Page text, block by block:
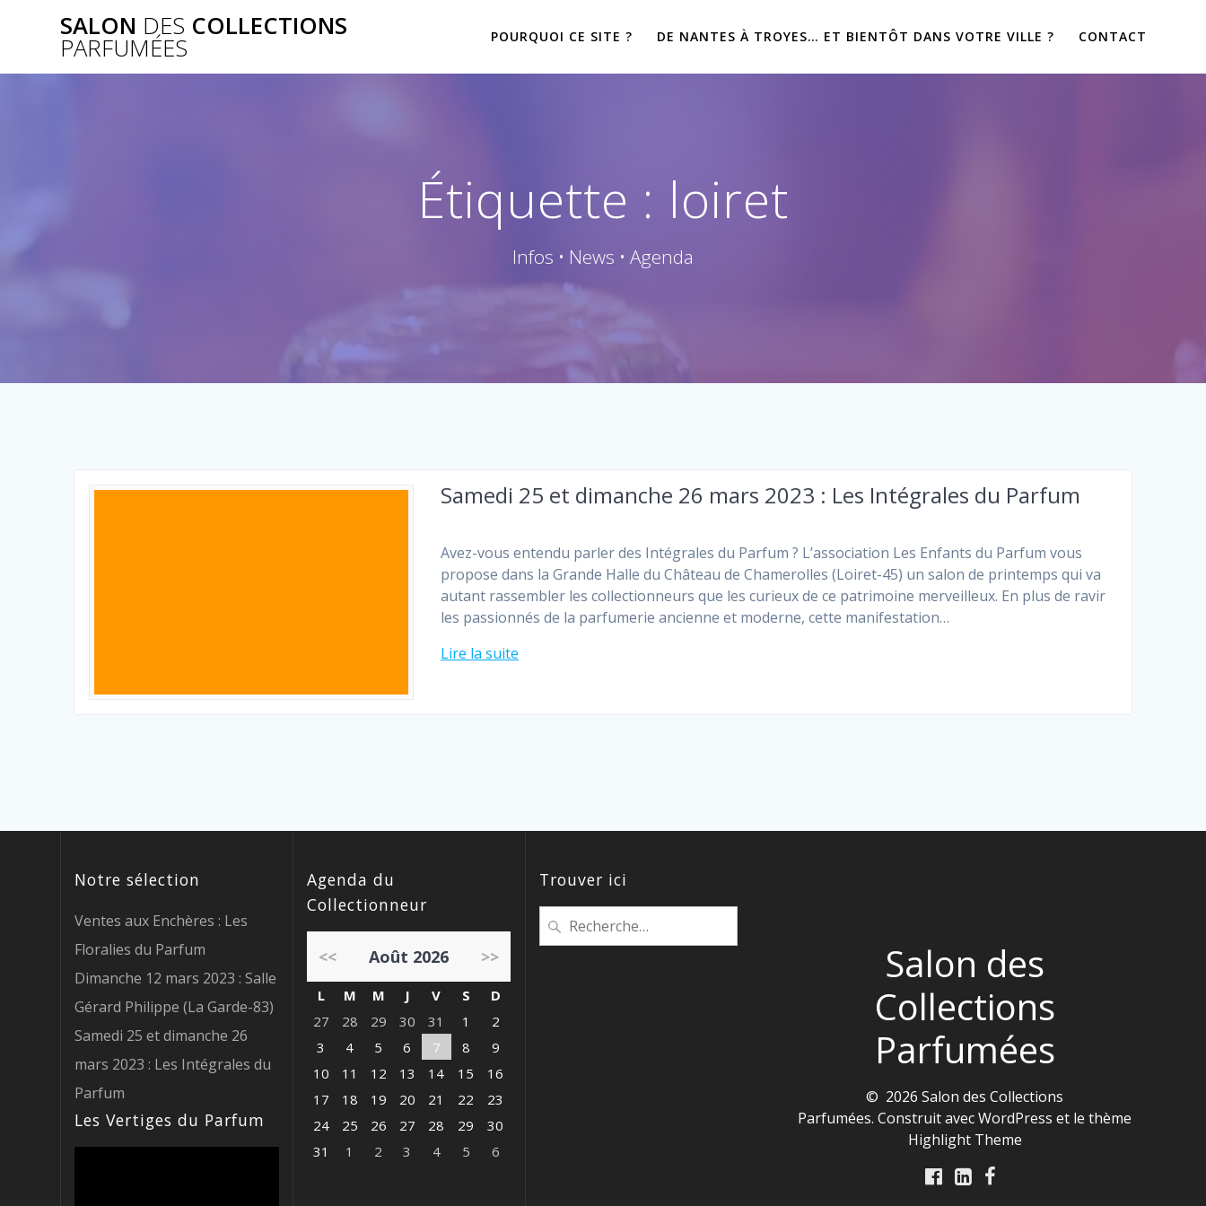
SALON DES COLLECTIONS
PARFUMÉES POURQUOI CE SITE ? DE NANTES À TROYES… ET BIENTÔT DANS VOTRE VILLE ? CONTACT
Étiquette : loiret
Infos • News • Agenda
Samedi 25 et dimanche 26 mars 2023 : Les Intégrales du Parfum
Avez-vous entendu parler des Intégrales du Parfum ? L’association Les Enfants du Parfum vous
propose dans la Grande Halle du Château de Chamerolles (Loiret-45) un salon de printemps qui va
autant rassembler les collectionneurs que les curieux de ce patrimoine merveilleux. En plus de ravir
les passionnés de la parfumerie ancienne et moderne, cette manifestation…
Lire la suite
Notre sélection
Ventes aux Enchères : Les
Floralies du Parfum
Dimanche 12 mars 2023 : Salle
Gérard Philippe (La Garde-83)
Samedi 25 et dimanche 26
mars 2023 : Les Intégrales du
Parfum
Les Vertiges du Parfum
Agenda du
Collectionneur
<< Août 2026 >>
L M M J V S
D
27
28 29 30 31 1
2
3
4 5 6 7 8
9
10
11 12 13 14 15
16
17
18 19 20 21 22
23
24
25 26 27 28 29
30
31
1 2 3 4 5 6
Trouver ici
Recherche
pour
Salon des
Collections
Parfumées
© 2026 Salon des Collections
Parfumées. Construit avec WordPress et le thème
Highlight Theme